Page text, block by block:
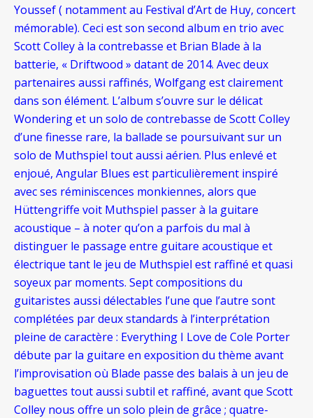
Youssef ( notamment au Festival d’Art de Huy, concert
mémorable). Ceci est son second album en trio avec
Scott Colley à la contrebasse et Brian Blade à la
batterie, « Driftwood » datant de 2014. Avec deux
partenaires aussi raffinés, Wolfgang est clairement
dans son élément. L’album s’ouvre sur le délicat
Wondering et un solo de contrebasse de Scott Colley
d’une finesse rare, la ballade se poursuivant sur un
solo de Muthspiel tout aussi aérien. Plus enlevé et
enjoué, Angular Blues est particulièrement inspiré
avec ses réminiscences monkiennes, alors que
Hüttengriffe voit Muthspiel passer à la guitare
acoustique – à noter qu’on a parfois du mal à
distinguer le passage entre guitare acoustique et
électrique tant le jeu de Muthspiel est raffiné et quasi
soyeux par moments. Sept compositions du
guitaristes aussi délectables l’une que l’autre sont
complétées par deux standards à l’interprétation
pleine de caractère : Everything I Love de Cole Porter
débute par la guitare en exposition du thème avant
l’improvisation où Blade passe des balais à un jeu de
baguettes tout aussi subtil et raffiné, avant que Scott
Colley nous offre un solo plein de grâce ; quatre-